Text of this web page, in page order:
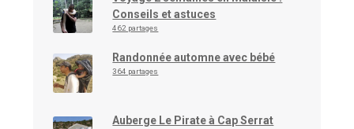
Conseils et astuces
462 partages
Randonnée automne avec bébé
364 partages
Auberge Le Pirate à Cap Serrat